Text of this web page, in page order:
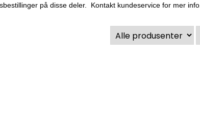
på disse deler. Kontakt kundeservice for mer info.